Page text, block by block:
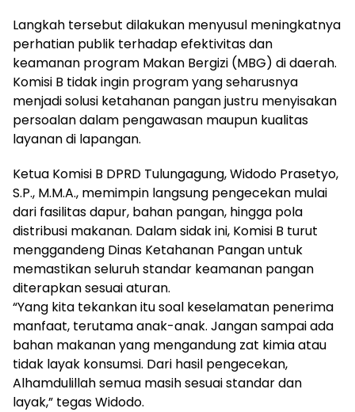
Langkah tersebut dilakukan menyusul meningkatnya
perhatian publik terhadap efektivitas dan
keamanan program Makan Bergizi (MBG) di daerah.
Komisi B tidak ingin program yang seharusnya
menjadi solusi ketahanan pangan justru menyisakan
persoalan dalam pengawasan maupun kualitas
layanan di lapangan.
Ketua Komisi B DPRD Tulungagung, Widodo Prasetyo,
S.P., M.M.A., memimpin langsung pengecekan mulai
dari fasilitas dapur, bahan pangan, hingga pola
distribusi makanan. Dalam sidak ini, Komisi B turut
menggandeng Dinas Ketahanan Pangan untuk
memastikan seluruh standar keamanan pangan
diterapkan sesuai aturan.
“Yang kita tekankan itu soal keselamatan penerima
manfaat, terutama anak-anak. Jangan sampai ada
bahan makanan yang mengandung zat kimia atau
tidak layak konsumsi. Dari hasil pengecekan,
Alhamdulillah semua masih sesuai standar dan
layak,” tegas Widodo.